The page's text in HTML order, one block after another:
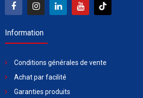
Information
Conditions générales de vente
Achat par facilité
Garanties produits